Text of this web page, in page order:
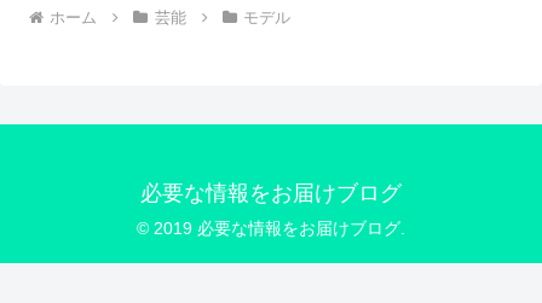
ホーム 芸能 モデル
必要な情報をお届けブログ
© 2019 必要な情報をお届けブログ.